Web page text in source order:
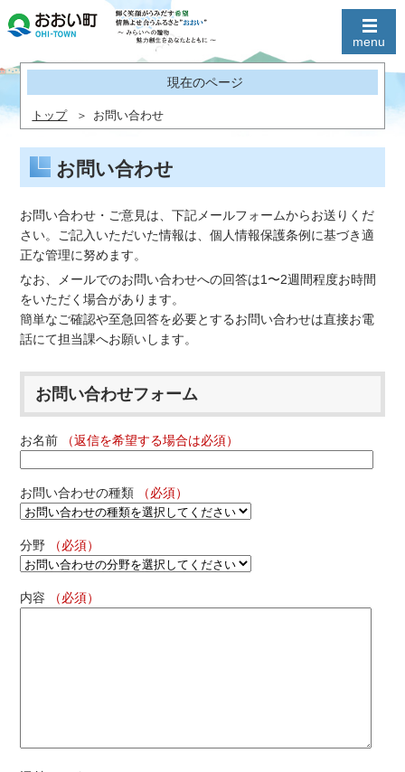
現在のページ
トップ お問い合わせ
お問い合わせ
お問い合わせ・ご意見は、下記メールフォームからお送りくだ
さい。ご記入いただいた情報は、個人情報保護条例に基づき適
正な管理に努めます。
なお、メールでのお問い合わせへの回答は1〜2週間程度お時間
をいただく場合があります。
簡単なご確認や至急回答を必要とするお問い合わせは直接お電
話にて担当課へお願いします。
お問い合わせフォーム
お名前 （返信を希望する場合は必須）
お問い合わせの種類 （必須）
分野 （必須）
内容 （必須）